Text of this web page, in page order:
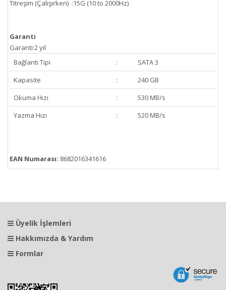
Titreşim (Çalışırken) :15G (10 to 2000Hz)
Garanti
Garanti:2 yıl
Bağlantı Tipi
:
SATA 3
Kapasite
:
240 GB
Okuma Hızı
:
530 MB/s
Yazma Hızı
: 520 MB/s
EAN Numarası: 8682016341616
Üyelik İşlemleri
Hakkımızda & Yardım
Formlar